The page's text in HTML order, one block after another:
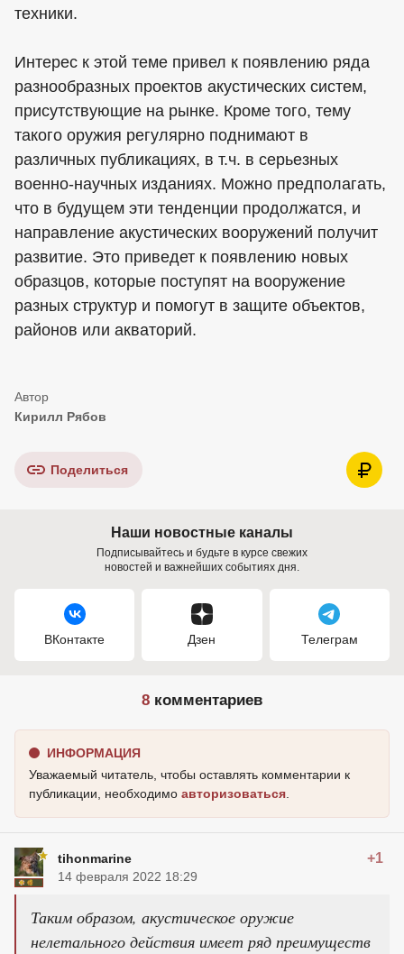
техники.
Интерес к этой теме привел к появлению ряда
разнообразных проектов акустических систем,
присутствующие на рынке. Кроме того, тему
такого оружия регулярно поднимают в
различных публикациях, в т.ч. в серьезных
военно-научных изданиях. Можно предполагать,
что в будущем эти тенденции продолжатся, и
направление акустических вооружений получит
развитие. Это приведет к появлению новых
образцов, которые поступят на вооружение
разных структур и помогут в защите объектов,
районов или акваторий.
Кирилл Рябов
Поделиться
Наши новостные каналы
Подписывайтесь и будьте в курсе свежих
новостей и важнейших событиях дня.
ВКонтакте Дзен Телеграм
8 комментариев
ИНФОРМАЦИЯ
Уважаемый читатель, чтобы оставлять комментарии к
публикации, необходимо авторизоваться.
tihonmarine +1
14 февраля 2022 18:29
Таким образом, акустическое оружие
нелетального действия имеет ряд преимуществ